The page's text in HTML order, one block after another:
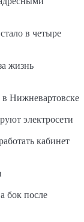
в четыре
жизнь
в Нижневартовске
электросети
кабинет
бок после